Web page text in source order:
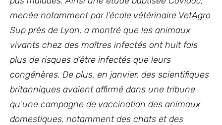
menée notamment par l’école vétérinaire VetAgro
Sup près de Lyon, a montré que les animaux
vivants chez des maîtres infectés ont huit fois
plus de risques d’être infectés que leurs
congénères. De plus, en janvier, des scientifiques
britanniques avaient affirmé dans une tribune
qu’une campagne de vaccination des animaux
domestiques, notamment des chats et des